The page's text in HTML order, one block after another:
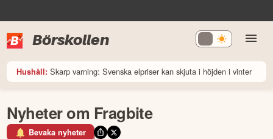
Börskollen
Hushåll: Skarp varning: Svenska elpriser kan skjuta i höjden i vinter
Nyheter om Fragbite
Bevaka nyheter